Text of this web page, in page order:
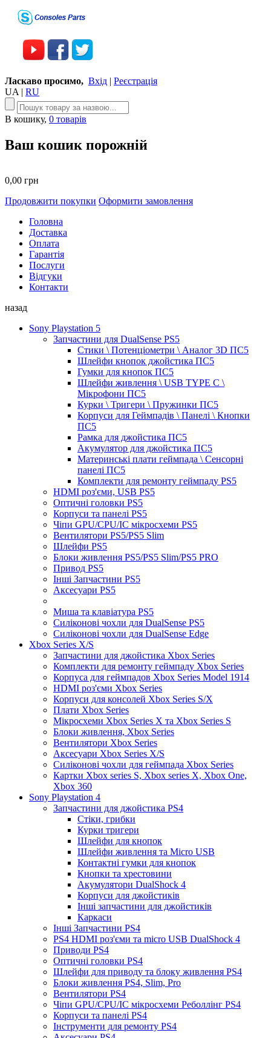
Ласкаво просимо, Вхід | Реєстрація
UA | RU
В кошику, 0 товарів
Ваш кошик порожній
0,00 грн
Продовжити покупки Оформити замовлення
Головна
Доставка
Оплата
Гарантія
Послуги
Відгуки
Контакти
назад
Sony Playstation 5
Запчастини для DualSense PS5
Стики \ Потенціометри \ Аналог 3D ПС5
Шлейфи кнопок джойстика ПС5
Гумки для кнопок ПС5
Шлейфи живлення \ USB TYPE C \
Мікрофони ПС5
Курки \ Тригери \ Пружинки ПС5
Корпуси для Геймпадів \ Панелі \ Кнопки
ПС5
Рамка для джойстика ПС5
Акумулятор для джойстика ПС5
Материнські плати геймпада \ Сенсорні
панелі ПС5
Комплекти для ремонту геймпаду PS5
HDMI роз'єми, USB PS5
Оптичні головки PS5
Корпуси та панелі PS5
Чіпи GPU/CPU/IC мікросхеми PS5
Вентилятори PS5/PS5 Slim
Шлейфи PS5
Блоки живлення PS5/PS5 Slim/PS5 PRO
Привод PS5
Інші Запчастини PS5
Аксесуари PS5
Миша та клавіатура PS5
Силіконові чохли для DualSense PS5
Силіконові чохли для DualSense Edge
Xbox Series X/S
Запчастини для джойстика Xbox Series
Комплекти для ремонту геймпаду Xbox Series
Корпуса для геймпадов Xbox Series Model 1914
HDMI роз'єми Xbox Series
Корпуси для консолей Xbox Series S/X
Плати Xbox Series
Мікросхеми Xbox Series X та Xbox Series S
Блоки живлення, Xbox Series
Вентилятори Xbox Series
Аксесуари Xbox Series X/S
Силіконові чохли для геймпада Xbox Series
Картки Xbox series S, Xbox series X, Xbox One,
Xbox 360
Sony Playstation 4
Запчастини для джойстика PS4
Стіки, грибки
Курки тригери
Шлейфи для кнопок
Шлейфи живлення та Micro USB
Контактні гумки для кнопок
Кнопки та хрестовини
Акумулятори DualShock 4
Корпуси для джойстиків
Інші запчастини для джойстиків
Каркаси
Інші Запчастини PS4
PS4 HDMI роз'єми та micro USB DualShock 4
Приводи PS4
Оптичні головки PS4
Шлейфи для приводу та блоку живлення PS4
Блоки живлення PS4, Slim, Pro
Вентилятори PS4
Чіпи GPU/CPU/IC мікросхеми Реболлінг PS4
Корпуси та панелі PS4
Інструменти для ремонту PS4